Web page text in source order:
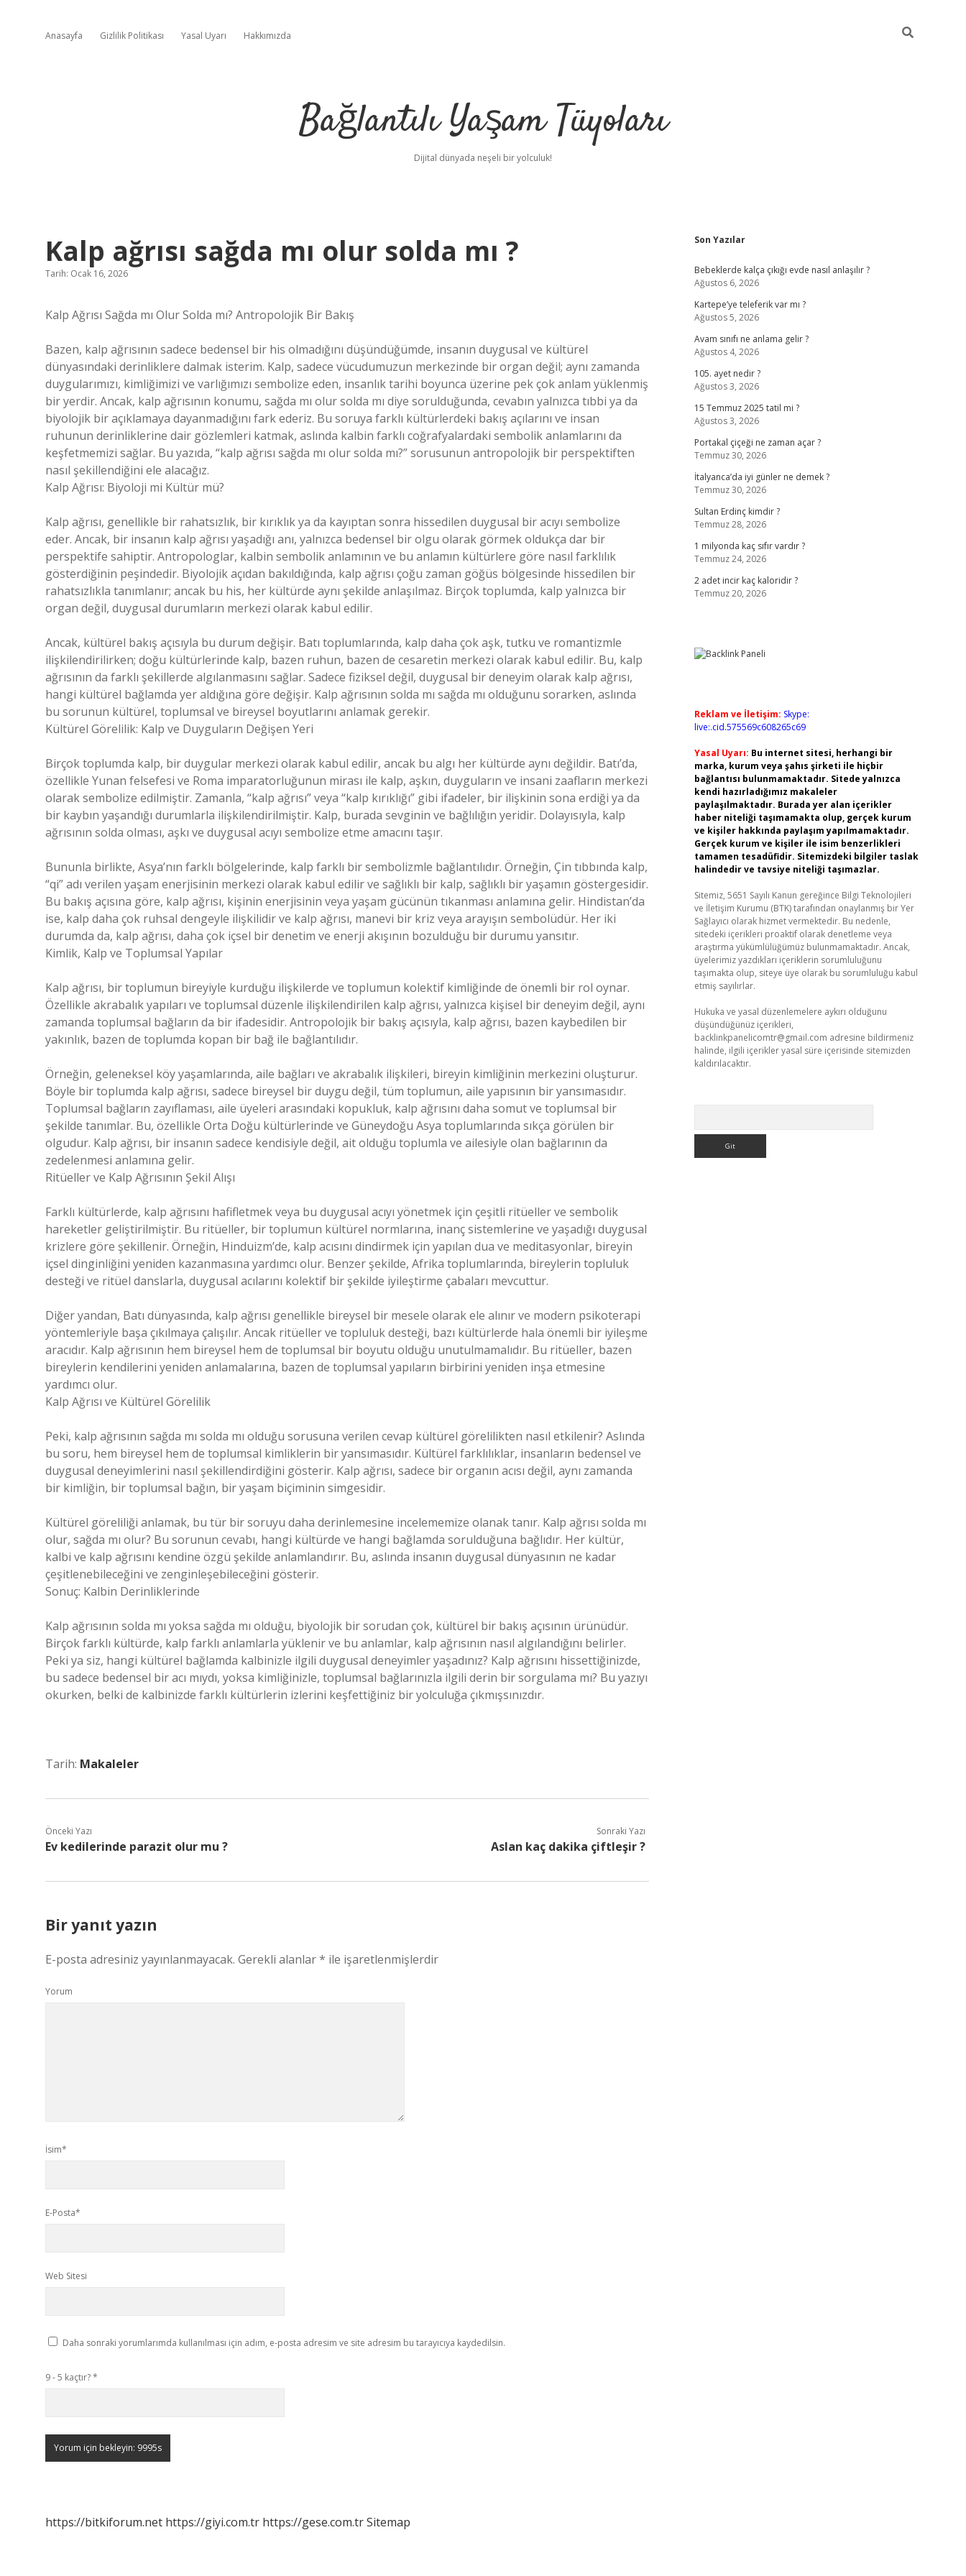
Anasayfa Gizlilik Politikası Yasal Uyarı Hakkımızda
Bağlantılı Yaşam Tüyoları
Dijital dünyada neşeli bir yolculuk!
Kalp ağrısı sağda mı olur solda mı ?
Tarih: Ocak 16, 2026
Kalp Ağrısı Sağda mı Olur Solda mı? Antropolojik Bir Bakış
Bazen, kalp ağrısının sadece bedensel bir his olmadığını düşündüğümde, insanın duygusal ve kültürel
dünyasındaki derinliklere dalmak isterim. Kalp, sadece vücudumuzun merkezinde bir organ değil; aynı zamanda
duygularımızı, kimliğimizi ve varlığımızı sembolize eden, insanlık tarihi boyunca üzerine pek çok anlam yüklenmiş
bir yerdir. Ancak, kalp ağrısının konumu, sağda mı olur solda mı diye sorulduğunda, cevabın yalnızca tıbbi ya da
biyolojik bir açıklamaya dayanmadığını fark ederiz. Bu soruya farklı kültürlerdeki bakış açılarını ve insan
ruhunun derinliklerine dair gözlemleri katmak, aslında kalbin farklı coğrafyalardaki sembolik anlamlarını da
keşfetmemizi sağlar. Bu yazıda, “kalp ağrısı sağda mı olur solda mı?” sorusunun antropolojik bir perspektiften
nasıl şekillendiğini ele alacağız.
Kalp Ağrısı: Biyoloji mi Kültür mü?
Kalp ağrısı, genellikle bir rahatsızlık, bir kırıklık ya da kayıptan sonra hissedilen duygusal bir acıyı sembolize
eder. Ancak, bir insanın kalp ağrısı yaşadığı anı, yalnızca bedensel bir olgu olarak görmek oldukça dar bir
perspektife sahiptir. Antropologlar, kalbin sembolik anlamının ve bu anlamın kültürlere göre nasıl farklılık
gösterdiğinin peşindedir. Biyolojik açıdan bakıldığında, kalp ağrısı çoğu zaman göğüs bölgesinde hissedilen bir
rahatsızlıkla tanımlanır; ancak bu his, her kültürde aynı şekilde anlaşılmaz. Birçok toplumda, kalp yalnızca bir
organ değil, duygusal durumların merkezi olarak kabul edilir.
Ancak, kültürel bakış açısıyla bu durum değişir. Batı toplumlarında, kalp daha çok aşk, tutku ve romantizmle
ilişkilendirilirken; doğu kültürlerinde kalp, bazen ruhun, bazen de cesaretin merkezi olarak kabul edilir. Bu, kalp
ağrısının da farklı şekillerde algılanmasını sağlar. Sadece fiziksel değil, duygusal bir deneyim olarak kalp ağrısı,
hangi kültürel bağlamda yer aldığına göre değişir. Kalp ağrısının solda mı sağda mı olduğunu sorarken, aslında
bu sorunun kültürel, toplumsal ve bireysel boyutlarını anlamak gerekir.
Kültürel Görelilik: Kalp ve Duyguların Değişen Yeri
Birçok toplumda kalp, bir duygular merkezi olarak kabul edilir, ancak bu algı her kültürde aynı değildir. Batı’da,
özellikle Yunan felsefesi ve Roma imparatorluğunun mirası ile kalp, aşkın, duyguların ve insani zaafların merkezi
olarak sembolize edilmiştir. Zamanla, “kalp ağrısı” veya “kalp kırıklığı” gibi ifadeler, bir ilişkinin sona erdiği ya da
bir kaybın yaşandığı durumlarla ilişkilendirilmiştir. Kalp, burada sevginin ve bağlılığın yeridir. Dolayısıyla, kalp
ağrısının solda olması, aşkı ve duygusal acıyı sembolize etme amacını taşır.
Bununla birlikte, Asya’nın farklı bölgelerinde, kalp farklı bir sembolizmle bağlantılıdır. Örneğin, Çin tıbbında kalp,
“qi” adı verilen yaşam enerjisinin merkezi olarak kabul edilir ve sağlıklı bir kalp, sağlıklı bir yaşamın göstergesidir.
Bu bakış açısına göre, kalp ağrısı, kişinin enerjisinin veya yaşam gücünün tıkanması anlamına gelir. Hindistan’da
ise, kalp daha çok ruhsal dengeyle ilişkilidir ve kalp ağrısı, manevi bir kriz veya arayışın sembolüdür. Her iki
durumda da, kalp ağrısı, daha çok içsel bir denetim ve enerji akışının bozulduğu bir durumu yansıtır.
Kimlik, Kalp ve Toplumsal Yapılar
Kalp ağrısı, bir toplumun bireyiyle kurduğu ilişkilerde ve toplumun kolektif kimliğinde de önemli bir rol oynar.
Özellikle akrabalık yapıları ve toplumsal düzenle ilişkilendirilen kalp ağrısı, yalnızca kişisel bir deneyim değil, aynı
zamanda toplumsal bağların da bir ifadesidir. Antropolojik bir bakış açısıyla, kalp ağrısı, bazen kaybedilen bir
yakınlık, bazen de toplumda kopan bir bağ ile bağlantılıdır.
Örneğin, geleneksel köy yaşamlarında, aile bağları ve akrabalık ilişkileri, bireyin kimliğinin merkezini oluşturur.
Böyle bir toplumda kalp ağrısı, sadece bireysel bir duygu değil, tüm toplumun, aile yapısının bir yansımasıdır.
Toplumsal bağların zayıflaması, aile üyeleri arasındaki kopukluk, kalp ağrısını daha somut ve toplumsal bir
şekilde tanımlar. Bu, özellikle Orta Doğu kültürlerinde ve Güneydoğu Asya toplumlarında sıkça görülen bir
olgudur. Kalp ağrısı, bir insanın sadece kendisiyle değil, ait olduğu toplumla ve ailesiyle olan bağlarının da
zedelenmesi anlamına gelir.
Ritüeller ve Kalp Ağrısının Şekil Alışı
Farklı kültürlerde, kalp ağrısını hafifletmek veya bu duygusal acıyı yönetmek için çeşitli ritüeller ve sembolik
hareketler geliştirilmiştir. Bu ritüeller, bir toplumun kültürel normlarına, inanç sistemlerine ve yaşadığı duygusal
krizlere göre şekillenir. Örneğin, Hinduizm’de, kalp acısını dindirmek için yapılan dua ve meditasyonlar, bireyin
içsel dinginliğini yeniden kazanmasına yardımcı olur. Benzer şekilde, Afrika toplumlarında, bireylerin topluluk
desteği ve ritüel danslarla, duygusal acılarını kolektif bir şekilde iyileştirme çabaları mevcuttur.
Diğer yandan, Batı dünyasında, kalp ağrısı genellikle bireysel bir mesele olarak ele alınır ve modern psikoterapi
yöntemleriyle başa çıkılmaya çalışılır. Ancak ritüeller ve topluluk desteği, bazı kültürlerde hala önemli bir iyileşme
aracıdır. Kalp ağrısının hem bireysel hem de toplumsal bir boyutu olduğu unutulmamalıdır. Bu ritüeller, bazen
bireylerin kendilerini yeniden anlamalarına, bazen de toplumsal yapıların birbirini yeniden inşa etmesine
yardımcı olur.
Kalp Ağrısı ve Kültürel Görelilik
Peki, kalp ağrısının sağda mı solda mı olduğu sorusuna verilen cevap kültürel görelilikten nasıl etkilenir? Aslında
bu soru, hem bireysel hem de toplumsal kimliklerin bir yansımasıdır. Kültürel farklılıklar, insanların bedensel ve
duygusal deneyimlerini nasıl şekillendirdiğini gösterir. Kalp ağrısı, sadece bir organın acısı değil, aynı zamanda
bir kimliğin, bir toplumsal bağın, bir yaşam biçiminin simgesidir.
Kültürel göreliliği anlamak, bu tür bir soruyu daha derinlemesine incelememize olanak tanır. Kalp ağrısı solda mı
olur, sağda mı olur? Bu sorunun cevabı, hangi kültürde ve hangi bağlamda sorulduğuna bağlıdır. Her kültür,
kalbi ve kalp ağrısını kendine özgü şekilde anlamlandırır. Bu, aslında insanın duygusal dünyasının ne kadar
çeşitlenebileceğini ve zenginleşebileceğini gösterir.
Sonuç: Kalbin Derinliklerinde
Kalp ağrısının solda mı yoksa sağda mı olduğu, biyolojik bir sorudan çok, kültürel bir bakış açısının ürünüdür.
Birçok farklı kültürde, kalp farklı anlamlarla yüklenir ve bu anlamlar, kalp ağrısının nasıl algılandığını belirler.
Peki ya siz, hangi kültürel bağlamda kalbinizle ilgili duygusal deneyimler yaşadınız? Kalp ağrısını hissettiğinizde,
bu sadece bedensel bir acı mıydı, yoksa kimliğinizle, toplumsal bağlarınızla ilgili derin bir sorgulama mı? Bu yazıyı
okurken, belki de kalbinizde farklı kültürlerin izlerini keşfettiğiniz bir yolculuğa çıkmışsınızdır.
Tarih: Makaleler
Önceki Yazı
Ev kedilerinde parazit olur mu ?
Sonraki Yazı
Aslan kaç dakika çiftleşir ?
Bir yanıt yazın
E-posta adresiniz yayınlanmayacak. Gerekli alanlar* ile işaretlenmişlerdir
Yorum
İsim*
E-Posta*
Web Sitesi
Daha sonraki yorumlarımda kullanılması için adım, e-posta adresim ve site adresim bu tarayıcıya kaydedilsin.
9 - 5 kaçtır?*
https://bitkiforum.net https://giyi.com.tr https://gese.com.trSitemap
Sidebar
Son Yazılar
Bebeklerde kalça çıkığı evde nasıl anlaşılır ?
Ağustos 6, 2026
Kartepe’ye teleferik var mı ?
Ağustos 5, 2026
Avam sınıfı ne anlama gelir ?
Ağustos 4, 2026
105. ayet nedir ?
Ağustos 3, 2026
15 Temmuz 2025 tatil mi ?
Ağustos 3, 2026
Portakal çiçeği ne zaman açar ?
Temmuz 30, 2026
İtalyanca’da iyi günler ne demek ?
Temmuz 30, 2026
Sultan Erdinç kimdir ?
Temmuz 28, 2026
1 milyonda kaç sıfır vardır ?
Temmuz 24, 2026
2 adet incir kaç kaloridir ?
Temmuz 20, 2026
Reklam ve İletişim: Skype:
live:.cid.575569c608265c69
Yasal Uyarı: Bu internet sitesi, herhangi bir
marka, kurum veya şahıs şirketi ile hiçbir
bağlantısı bulunmamaktadır. Sitede yalnızca
kendi hazırladığımız makaleler
paylaşılmaktadır. Burada yer alan içerikler
haber niteliği taşımamakta olup, gerçek kurum
ve kişiler hakkında paylaşım yapılmamaktadır.
Gerçek kurum ve kişiler ile isim benzerlikleri
tamamen tesadüfidir. Sitemizdeki bilgiler taslak
halindedir ve tavsiye niteliği taşımazlar.
Sitemiz, 5651 Sayılı Kanun gereğince Bilgi Teknolojileri
ve İletişim Kurumu (BTK) tarafından onaylanmış bir Yer
Sağlayıcı olarak hizmet vermektedir. Bu nedenle,
sitedeki içerikleri proaktif olarak denetleme veya
araştırma yükümlülüğümüz bulunmamaktadır. Ancak,
üyelerimiz yazdıkları içeriklerin sorumluluğunu
taşımakta olup, siteye üye olarak bu sorumluluğu kabul
etmiş sayılırlar.
Hukuka ve yasal düzenlemelere aykırı olduğunu
düşündüğünüz içerikleri,
backlinkpanelicomtr@gmail.com adresine bildirmeniz
halinde, ilgili içerikler yasal süre içerisinde sitemizden
kaldırılacaktır.